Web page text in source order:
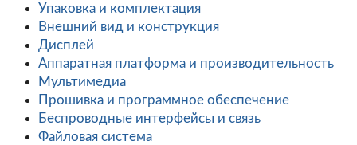
Упаковка и комплектация
Внешний вид и конструкция
Дисплей
Аппаратная платформа и производительность
Мультимедиа
Прошивка и программное обеспечение
Беспроводные интерфейсы и связь
Файловая система